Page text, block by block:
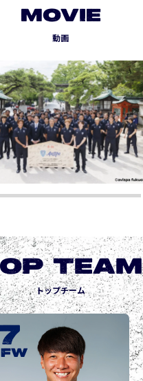
MOVIE
動画
TEAM
トップチーム
9
FW